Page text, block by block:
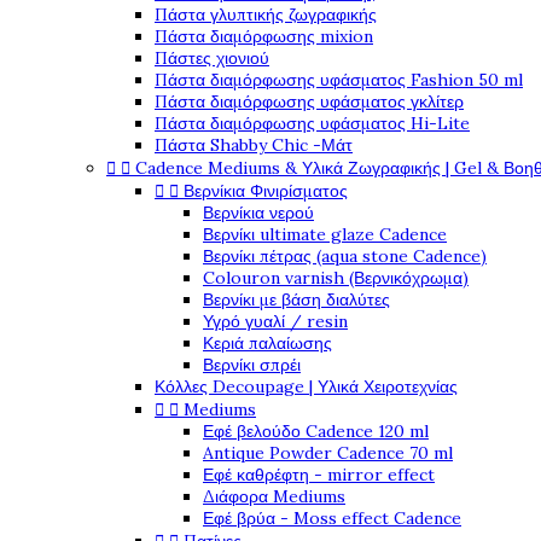
Πάστα γλυπτικής ζωγραφικής
Πάστα διαμόρφωσης mixion
Πάστες χιονιού
Πάστα διαμόρφωσης υφάσματος Fashion 50 ml
Πάστα διαμόρφωσης υφάσματος γκλίτερ
Πάστα διαμόρφωσης υφάσματος Hi-Lite
Πάστα Shabby Chic -Μάτ
  Cadence Mediums & Υλικά Ζωγραφικής | Gel &
  Βερνίκια Φινιρίσματος
Βερνίκια νερού
Βερνίκι ultimate glaze Cadence
Βερνίκι πέτρας (aqua stone Cadence)
Colouron varnish (Βερνικόχρωμα)
Βερνίκι με βάση διαλύτες
Υγρό γυαλί / resin
Κεριά παλαίωσης
Βερνίκι σπρέι
Κόλλες Decoupage | Υλικά Χειροτεχνίας
  Mediums
Εφέ βελούδο Cadence 120 ml
Antique Powder Cadence 70 ml
Εφέ καθρέφτη - mirror effect
Διάφορα Mediums
Εφέ βρύα - Moss effect Cadence